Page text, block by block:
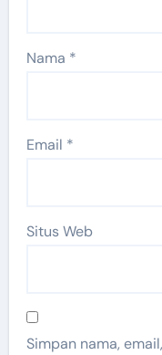
Nama *
Email *
Situs Web
Simpan nama,